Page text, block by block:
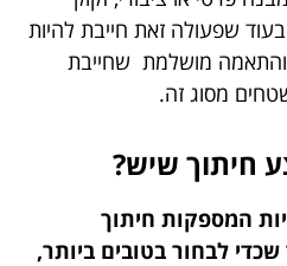
שפעולה זאת חייבת להיות
והתאמה מושלמת שחייבת
מסוג זה.
חיתוך שיש?
המספקות חיתוך
לבחור בטובים ביותר,